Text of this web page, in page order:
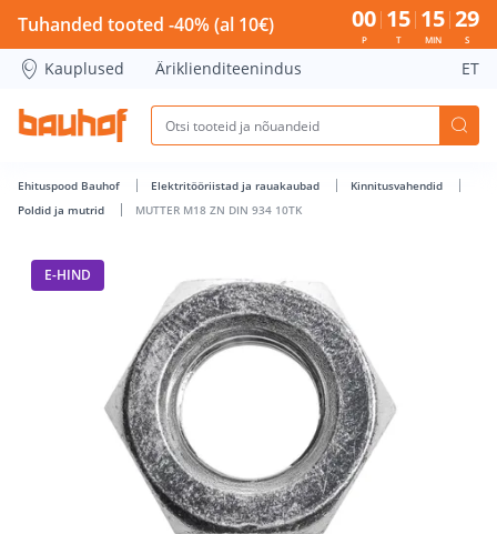
MUTTER M18 ZN DIN 934 10TK - Bauhof has loaded
Tuhanded tooted -40% (al 10€) 00
P
15
T
15
MIN
28
S
Kauplused Äriklienditeenindus ET
Ehituspood Bauhof Elektritööriistad ja rauakaubad
Kinnitusvahendid
Poldid ja mutrid
MUTTER M18 ZN DIN 934 10TK
E-HIND